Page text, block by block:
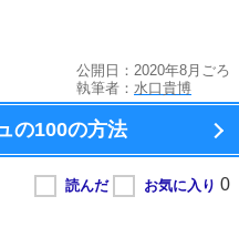
公開日：2020年8月ごろ
執筆者： 水口貴博
の100の方法